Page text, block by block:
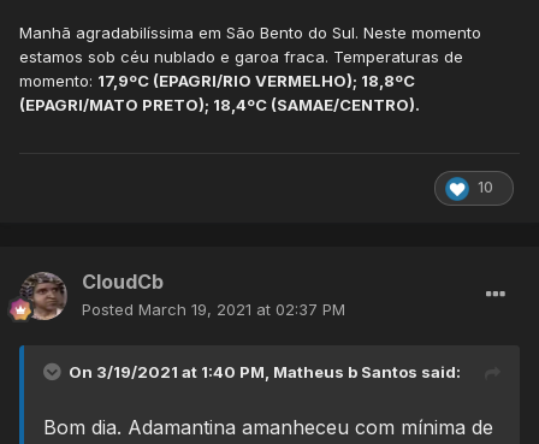
Manhã agradabilíssima em São Bento do Sul. Neste momento
estamos sob céu nublado e garoa fraca. Temperaturas de
momento: 17,9ºC (EPAGRI/RIO VERMELHO); 18,8ºC
(EPAGRI/MATO PRETO); 18,4ºC (SAMAE/CENTRO).
10
CloudCb
Posted March 19, 2021 at 02:37 PM
On 3/19/2021 at 1:40 PM, Matheus b Santos said:
Bom dia. Adamantina amanheceu com mínima de